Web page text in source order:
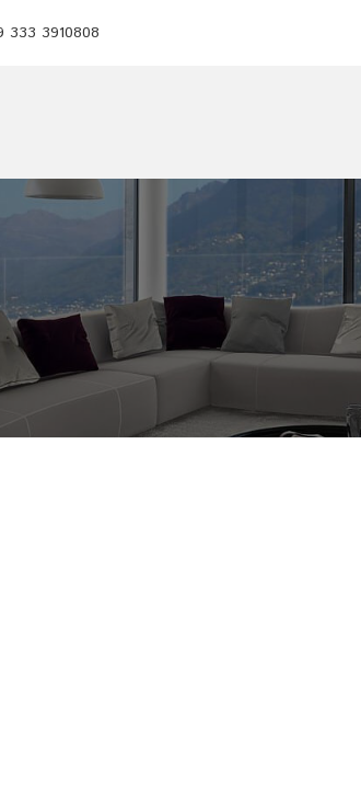
333 3910808